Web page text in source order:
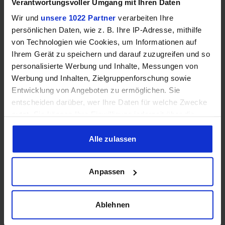
Verantwortungsvoller Umgang mit Ihren Daten
Wir und unsere 1022 Partner verarbeiten Ihre
persönlichen Daten, wie z. B. Ihre IP-Adresse, mithilfe
von Technologien wie Cookies, um Informationen auf
Ihrem Gerät zu speichern und darauf zuzugreifen und so
personalisierte Werbung und Inhalte, Messungen von
Werbung und Inhalten, Zielgruppenforschung sowie
Entwicklung von Angeboten zu ermöglichen. Sie
entscheiden darüber, wer Ihre Daten für welche Zwecke
Cookie-Erklärung oder durch Klicken auf das Privacy
Trigger Symbol ändern oder widerrufen
Informationen über Ihre geografische Lage erfassen,
welche bis auf einige Meter genau sein können
Ihr Gerät durch aktives Scannen nach bestimmten
Alle zulassen
Anpassen
Ablehnen
Samsung Odyssey OLED G6 (240Hz, WQHD, 27", QD-OLED,
FreeSync Premium, 99% DCI-P3)
Acer Predator Ultrawide (240Hz, UWQHD, QD-OLED,
curved, FreeSync Premium Pro, 99% DCI-P3)